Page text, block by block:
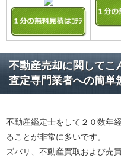
不動産売却に関してこ
査定専門業者への簡単
不動産鑑定士をして２０数年
ることが非常に多いです。
ズバリ、不動産買取および売